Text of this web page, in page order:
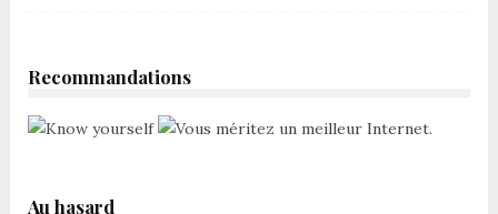
Recommandations
Au hasard